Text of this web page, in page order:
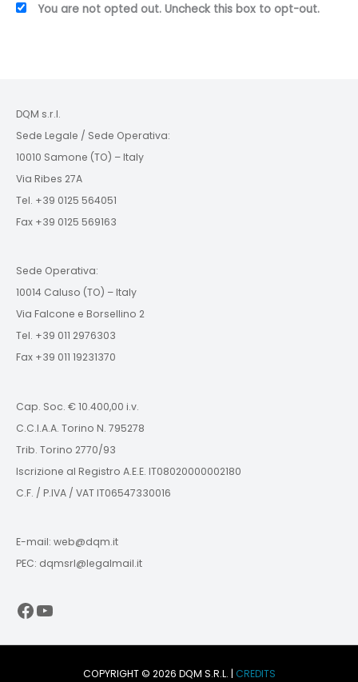
You are not opted out. Uncheck this box to opt-out.
DQM s.r.l.
Sede Legale / Sede Operativa:
10010 Samone (TO) – Italy
Via Ribes 27A
Tel. +39 0125 564051
Fax +39 0125 569163
Sede Operativa:
10014 Caluso (TO) – Italy
Via Falcone e Borsellino 2
Tel. +39 011 2976303
Fax +39 011 19231370
Cap. Soc. € 10.400,00 i.v.
C.C.I.A.A. Torino N. 795278
Trib. Torino 2770/93
Iscrizione al Registro A.E.E. IT08020000002180
C.F. / P.IVA / VAT IT06547330016
E-mail: web@dqm.it
PEC: dqmsrl@legalmail.it
Facebook
YouTube
COPYRIGHT © 2026 DQM S.R.L. | CREDITS